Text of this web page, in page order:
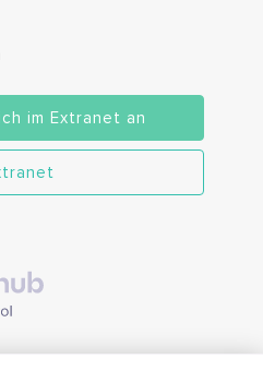
im Extranet an